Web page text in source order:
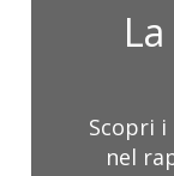
Scopri
nel